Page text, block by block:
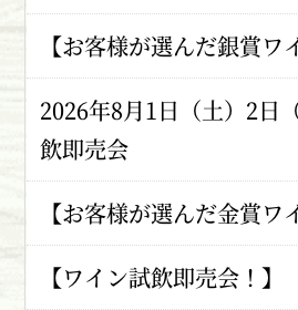
【お客様が選んだ銀賞ワ
2026年8月1日（土）2日
飲即売会
【お客様が選んだ金賞ワ
【ワイン試飲即売会！】